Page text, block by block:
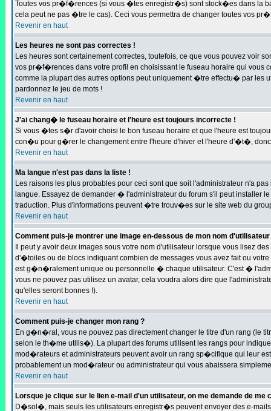
Toutes vos pr�f�rences (si vous �tes enregistr�s) sont stock�es dans la
cela peut ne pas �tre le cas). Ceci vous permettra de changer toutes vos
Revenir en haut
Les heures ne sont pas correctes !
Les heures sont certainement correctes, toutefois, ce que vous pouvez voir
vos pr�f�rences dans votre profil en choisissant le fuseau horaire qui vous
comme la plupart des autres options peut uniquement �tre effectu� par
pardonnez le jeu de mots !
Revenir en haut
J'ai chang� le fuseau horaire et l'heure est toujours incorrecte !
Si vous �tes s�r d'avoir choisi le bon fuseau horaire et que l'heure est
con�u pour g�rer le changement entre l'heure d'hiver et l'heure d'�t�,
Revenir en haut
Ma langue n'est pas dans la liste !
Les raisons les plus probables pour ceci sont que soit l'administrateur n'a
langue. Essayez de demander � l'administrateur du forum s'il peut installer
traduction. Plus d'informations peuvent �tre trouv�es sur le site web du
Revenir en haut
Comment puis-je montrer une image en-dessous de mon nom d'utilisateur
Il peut y avoir deux images sous votre nom d'utilisateur lorsque vous lisez
d'�toiles ou de blocs indiquant combien de messages vous avez fait ou
est g�n�ralement unique ou personnelle � chaque utilisateur. C'est �
vous ne pouvez pas utilisez un avatar, cela voudra alors dire que
qu'elles seront bonnes !).
Revenir en haut
Comment puis-je changer mon rang ?
En g�n�ral, vous ne pouvez pas directement changer le titre d'un rang (le
selon le th�me utilis�). La plupart des forums utilisent les rangs pour
mod�rateurs et administrateurs peuvent avoir un rang sp�cifique qui leur
probablement un mod�rateur ou administrateur qui vous abaissera
Revenir en haut
Lorsque je clique sur le lien e-mail d'un utilisateur, on me demande de me
D�sol�, mais seuls les utilisateurs enregistr�s peuvent envoyer des e-